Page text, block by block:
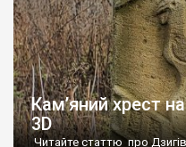
Кам’яний хрест
3D
Читайте статтю про